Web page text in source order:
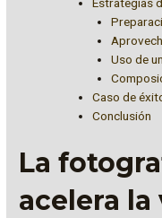
Uso de
Caso de
Conclusión
La
acelera